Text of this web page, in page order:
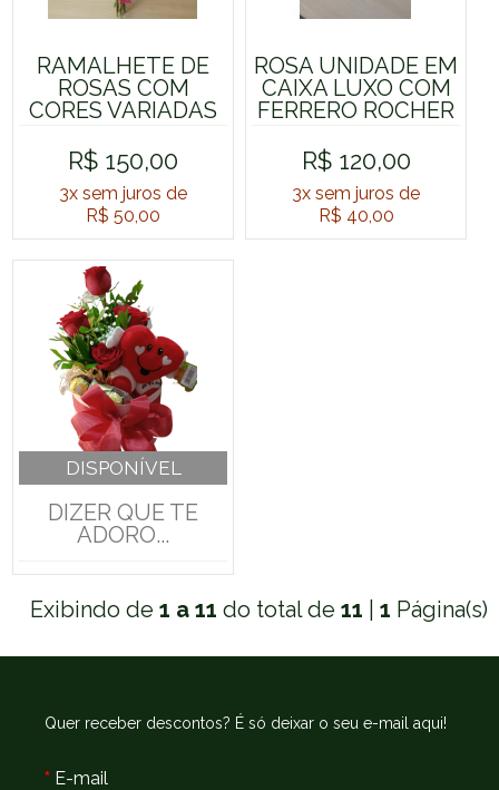
RAMALHETE DE
ROSAS COM
CORES VARIADAS
R$ 150,00
3x sem juros de
R$ 50,00
ROSA UNIDADE EM
CAIXA LUXO COM
FERRERO ROCHER
R$ 120,00
3x sem juros de
R$ 40,00
DISPONÍVEL
DIZER QUE TE
ADORO...
Exibindo de 1 a 11 do total de 11 1 Página(s)
Quer receber descontos? É só deixar o seu e-mail aqui!
* E-mail